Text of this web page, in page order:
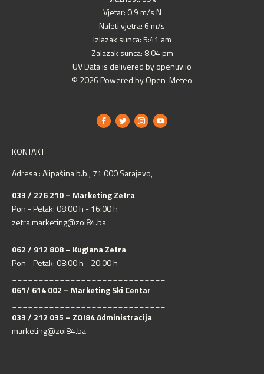
Vjetar: 0.9 m/s N
Naleti vjetra: 6 m/s
Izlazak sunca: 5:41 am
Zalazak sunca: 8:04 pm
UV Data is delivered by openuv.io
© 2026 Powered by Open-Meteo
KONTAKT
Adresa : Alipašina b.b., 71 000 Sarajevo,
033 / 276 210 – Marketing Zetra
Pon - Petak: 08:00 h - 16:00 h
zetra.marketing@zoi84.ba
062 / 912 808 – Kuglana Zetra
Pon - Petak: 08:00 h - 20:00 h
061/ 614 002 – Marketing Ski Centar
033 / 212 035 – ZOI84 Administracija
marketing@zoi84.ba